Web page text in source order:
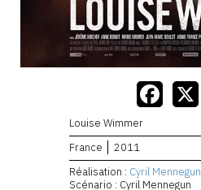
Louise Wimmer
France
2011
Réalisation : Cyril Mennegun
Scénario : Cyril Mennegun